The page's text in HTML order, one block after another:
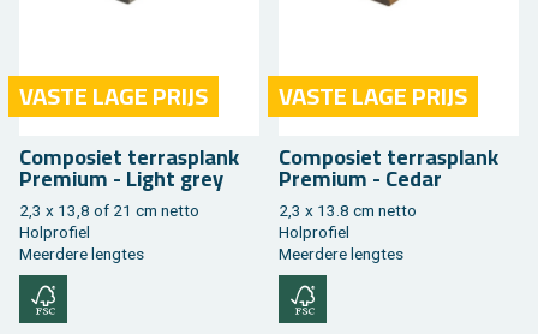
VASTE LAGE PRIJS
Com­po­siet ter­ras­plank
Pre­mi­um - Light grey
2,3 x 13,8 of 21 cm netto
Hol­pro­fiel
Meer­de­re leng­tes
VASTE LAGE PRIJS
Com­po­siet ter­ras­plank
Pre­mi­um - Cedar
2,3 x 13.8 cm netto
Hol­pro­fiel
Meer­de­re leng­tes